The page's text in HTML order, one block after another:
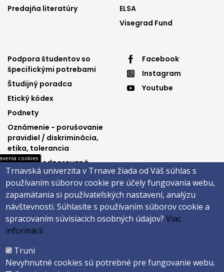
Predajňa literatúry
ELSA
Visegrad Fund
Footer
menu
3
Podpora študentov so
špecifickými potrebami
Študijný poradca
Etický kódex
Podnety
Oznámenie - porušovanie
pravidiel / diskriminácia,
etika, tolerancia
Výučba podporovaná
Ministerstvom
spravodlivosti SR
Footer
menu
Facebook
Instagram
Youtube
Päta
Vyhlásenie o prístupnosti
cookies
Trnavská univerzita v Trnave žiada od Váš súhlas s
používaním súborov cookie pre účely fungovania webu,
zapamätania si používateľských nastavení, analýzu
návštevnosti. Súhlasíte s používaním súborov cookie a
spracovaním súvisiacich osobných údajov?Viac
informácií
Truni
Nevyhnutné cookies sú potrebné pre fungovanie webu.